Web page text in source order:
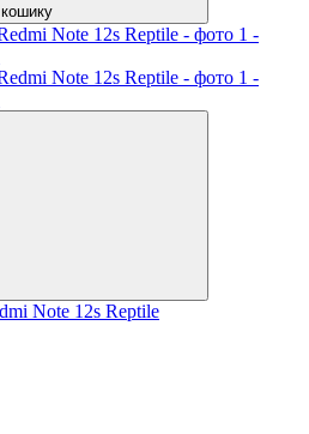
Note 12s Reptile